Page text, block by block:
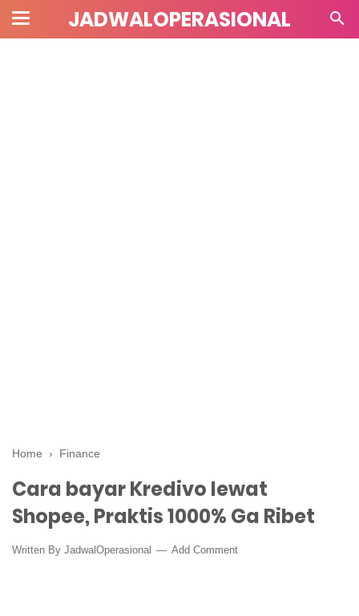
JADWALOPERASIONAL
Home › Finance
Cara bayar Kredivo lewat
Shopee, Praktis 1000% Ga Ribet
Written By JadwalOperasional Add Comment